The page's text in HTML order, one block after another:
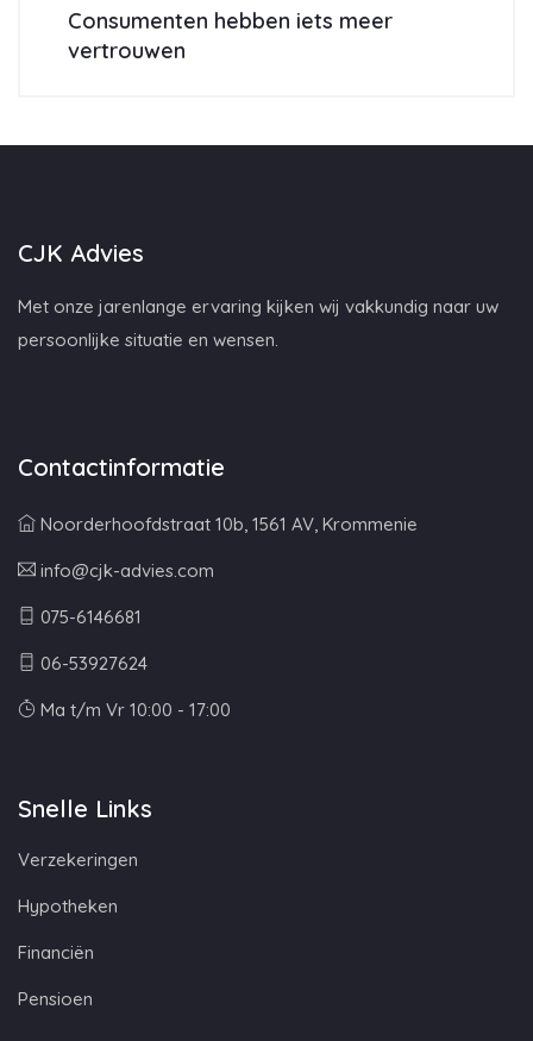
Consumenten hebben iets meer
vertrouwen
CJK Advies
Met onze jarenlange ervaring kijken wij vakkundig naar uw
persoonlijke situatie en wensen.
Contactinformatie
Noorderhoofdstraat 10b, 1561 AV, Krommenie
info@cjk-advies.com
075-6146681
06-53927624
Ma t/m Vr 10:00 - 17:00
Snelle Links
Verzekeringen
Hypotheken
Financiën
Pensioen